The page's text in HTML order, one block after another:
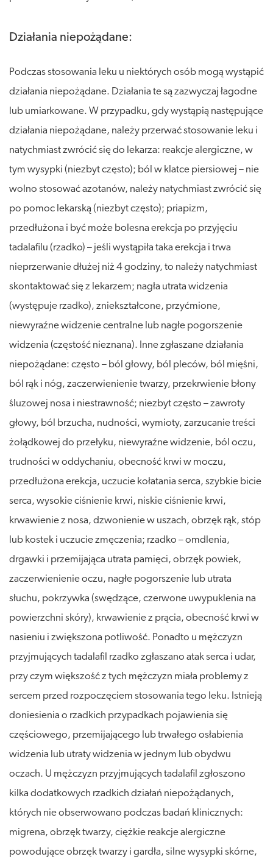
Działania niepożądane:
Podczas stosowania leku u niektórych osób mogą wystąpić
działania niepożądane. Działania te są zazwyczaj łagodne
lub umiarkowane. W przypadku, gdy wystąpią następujące
działania niepożądane, należy przerwać stosowanie leku i
natychmiast zwrócić się do lekarza: reakcje alergiczne, w
tym wysypki (niezbyt często); ból w klatce piersiowej – nie
wolno stosować azotanów, należy natychmiast zwrócić się
po pomoc lekarską (niezbyt często); priapizm,
przedłużona i być może bolesna erekcja po przyjęciu
tadalafilu (rzadko) – jeśli wystąpiła taka erekcja i trwa
nieprzerwanie dłużej niż 4 godziny, to należy natychmiast
skontaktować się z lekarzem; nagła utrata widzenia
(występuje rzadko), zniekształcone, przyćmione,
niewyraźne widzenie centralne lub nagłe pogorszenie
widzenia (częstość nieznana). Inne zgłaszane działania
niepożądane: często – ból głowy, ból pleców, ból mięśni,
ból rąk i nóg, zaczerwienienie twarzy, przekrwienie błony
śluzowej nosa i niestrawność; niezbyt często – zawroty
głowy, ból brzucha, nudności, wymioty, zarzucanie treści
żołądkowej do przełyku, niewyraźne widzenie, ból oczu,
trudności w oddychaniu, obecność krwi w moczu,
przedłużona erekcja, uczucie kołatania serca, szybkie bicie
serca, wysokie ciśnienie krwi, niskie ciśnienie krwi,
krwawienie z nosa, dzwonienie w uszach, obrzęk rąk, stóp
lub kostek i uczucie zmęczenia; rzadko – omdlenia,
drgawki i przemijająca utrata pamięci, obrzęk powiek,
zaczerwienienie oczu, nagłe pogorszenie lub utrata
słuchu, pokrzywka (swędzące, czerwone uwypuklenia na
powierzchni skóry), krwawienie z prącia, obecność krwi w
nasieniu i zwiększona potliwość. Ponadto u mężczyzn
przyjmujących tadalafil rzadko zgłaszano atak serca i udar,
przy czym większość z tych mężczyzn miała problemy z
sercem przed rozpoczęciem stosowania tego leku. Istnieją
doniesienia o rzadkich przypadkach pojawienia się
częściowego, przemijającego lub trwałego osłabienia
widzenia lub utraty widzenia w jednym lub obydwu
oczach. U mężczyzn przyjmujących tadalafil zgłoszono
kilka dodatkowych rzadkich działań niepożądanych,
których nie obserwowano podczas badań klinicznych:
migrena, obrzęk twarzy, ciężkie reakcje alergiczne
powodujące obrzęk twarzy i gardła, silne wysypki skórne,